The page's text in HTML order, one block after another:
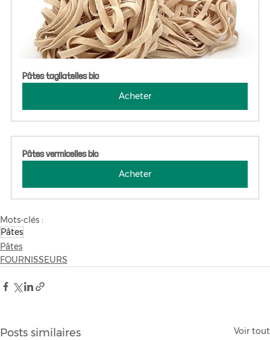
Pâtes tagliatelles bio
Acheter
Pâtes vermicelles bio
Acheter
Mots-clés :
Pâtes
Pâtes
FOURNISSEURS
Posts similaires Voir tout